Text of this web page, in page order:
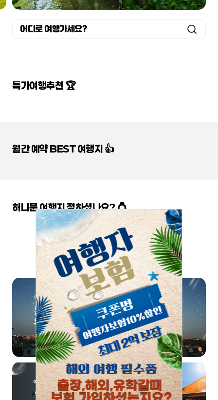
어디로 여행가세요?
특가여행추천 🏆
월간 예약 BEST 여행지 👍
허니문 여행지 정하셨나요? 💍
쏠쏠한 정보, 한번 더! 📣